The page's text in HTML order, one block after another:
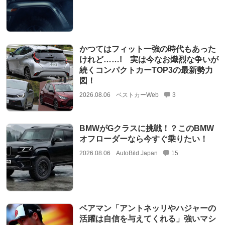
かつてはフィット一強の時代もあった
けれど……! 実は今なお熾烈な争いが
続くコンパクトカーTOP3の最新勢力
図！
2026.08.06 ベストカーWeb 3
BMWがGクラスに挑戦！？このBMW
オフローダーなら今すぐ乗りたい！
2026.08.06 AutoBild Japan 15
ベアマン「アントネッリやハジャーの
活躍は自信を与えてくれる」強いマシ